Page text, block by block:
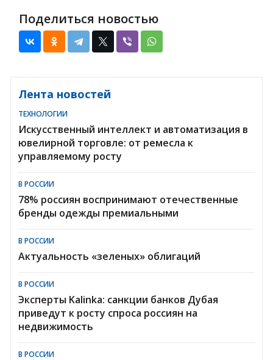
Поделиться новостью
Лента новостей
ТЕХНОЛОГИИ
Искусственный интеллект и автоматизация в
ювелирной торговле: от ремесла к
управляемому росту
В РОССИИ
78% россиян воспринимают отечественные
бренды одежды премиальными
В РОССИИ
Актуальность «зеленых» облигаций
В РОССИИ
Эксперты Kalinka: санкции банков Дубая
приведут к росту спроса россиян на
недвижимость
В РОССИИ